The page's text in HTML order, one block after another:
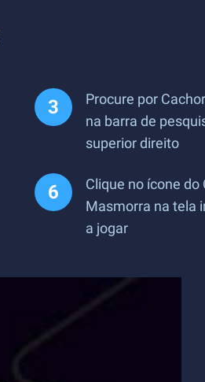
Procure por
na barra de
superior direito
Clique no ícone do
Masmorra na tela
a jogar